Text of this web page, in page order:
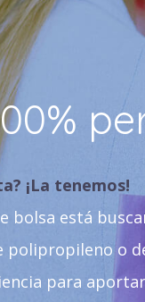
¡La tenemos!
bolsa está
polipropileno o
para